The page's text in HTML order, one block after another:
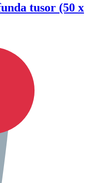
tusor (50 x